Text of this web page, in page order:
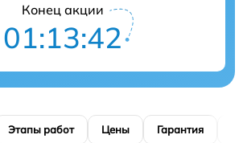
Конец акции
01:13:41
Этапы работ Цены Гарантия